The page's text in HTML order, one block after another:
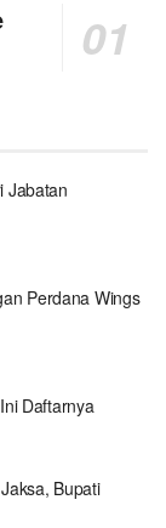
Jabatan
Perdana Wings
Daftarnya
Bupati